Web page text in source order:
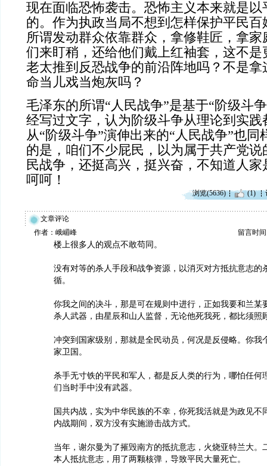
现在面临恐怖袭击。恐怖主义本来就是以
的。作为执政当局不想到怎样保护平民
所谓发动群众依靠群众，拿修鞋匠，拿
们来盯稍，还给他们戴上红袖套，这不
老太推到反恐战争的前沿阵地吗？不是
命当儿戏当炮灰吗？
毛泽东的所谓“人民战争”是基于“阶级斗
经写过文字，认为阶级斗争从理论到实
从“阶级斗争”演伸出来的“人民战争”也
的是，咱们不少屁民，以为属于共产党说
民战争，还挺高兴，挺兴奋，不知道人
呵呵！
浏览(5636) (1)
文章评论
作者：峨嵋峰
留言时间
楼上很多人的观点不敢苟同。
没有对等的杀人手段和战争资源，以消灭对方抵抗意志的
循。
你我之间的决斗，那是可在规则中进行，正如我要和兰某
杀人武器，由星辰和山人监督，无论他死我死，都比须照
冲突到国家级别，那就是全民动员，何况是反侵略。你我
家卫国。
杀手无寸铁的平民和军人，都是反人类的行为，哪怕任何
们当时手中没有武器。
国共内战，实为中华民族的不幸，你死我活就是为政见不
内战期间，双方没有实施游击战方式。
当年，谢尔曼为了摧毁南方的抵抗意志，火烧亚特兰大。
本人抵抗意志，用了两颗核弹，导致平民大量死亡。